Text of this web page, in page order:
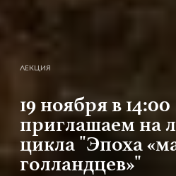
ЛЕКЦИЯ
19 ноября в 14:00
приглашаем на
цикла "Эпоха
голландцев»"